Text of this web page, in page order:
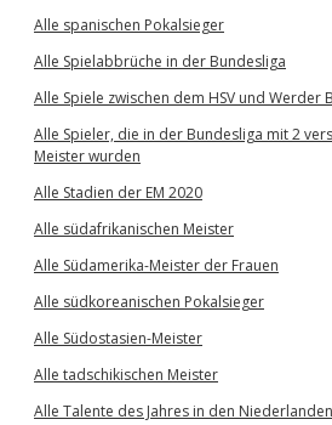
Alle spanischen Pokalsieger
Alle Spielabbrüche in der Bundesliga
Alle Spiele zwischen dem HSV und Werder
Alle Spieler, die in der Bundesliga mit 2
Meister wurden
Alle Stadien der EM 2020
Alle südafrikanischen Meister
Alle Südamerika-Meister der Frauen
Alle südkoreanischen Pokalsieger
Alle Südostasien-Meister
Alle tadschikischen Meister
Alle Talente des Jahres in den Niederlanden